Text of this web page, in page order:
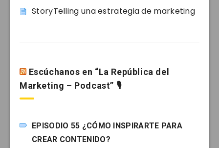
StoryTelling una estrategia de marketing
Escúchanos en “La República del
Marketing – Podcast” 🎙
EPISODIO 55 ¿CÓMO INSPIRARTE PARA
CREAR CONTENIDO?